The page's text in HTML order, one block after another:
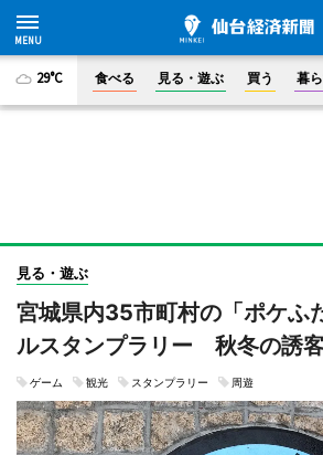
29°C 食べる 見る・遊ぶ 買う 暮
見る・遊ぶ
宮城県内35市町村の「ポケふ
ルスタンプラリー 秋冬の誘
ゲーム 観光 スタンプラリー 周遊